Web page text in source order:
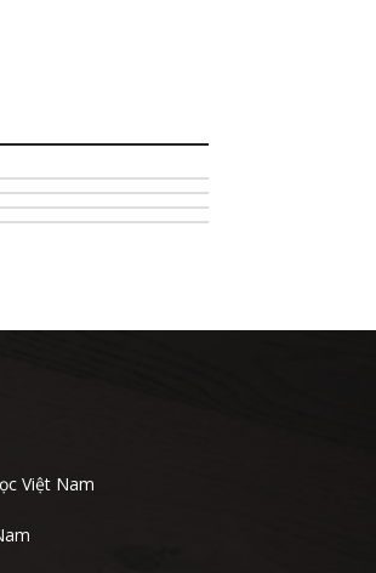
Việt Nam